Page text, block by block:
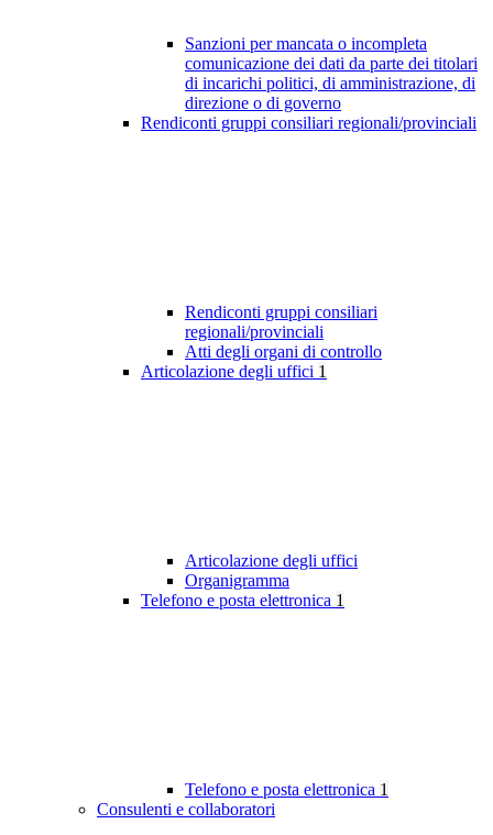
Sanzioni per mancata o incompleta
comunicazione dei dati da parte dei titolari
di incarichi politici, di amministrazione, di
direzione o di governo
Rendiconti gruppi consiliari regionali/provinciali
Rendiconti gruppi consiliari
regionali/provinciali
Atti degli organi di controllo
Articolazione degli uffici 1
Articolazione degli uffici
Organigramma
Telefono e posta elettronica 1
Telefono e posta elettronica 1
Consulenti e collaboratori